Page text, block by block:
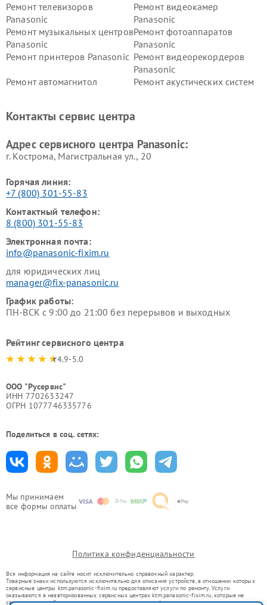
Мы принимаем
все формы оплаты
Ремонт телевизоров
Panasonic
Ремонт видеокамер
Panasonic
Ремонт музыкальных центров
Panasonic
Ремонт фотоаппаратов
Panasonic
Ремонт принтеров Panasonic Ремонт видеорекордеров
Panasonic
Ремонт автомагнитол
Ремонт акустических систем
панелей Panasonic
Контакты сервис центра
Адрес сервисного центра Panasonic:
г. Кострома, Магистральная ул., 20
Горячая линия:
+7 (800) 301-55-83
Контактный телефон:
8 (800) 301-55-83
Электронная почта:
info@panasonic-fixim.ru
для юридических лиц
manager@fix-panasonic.ru
График работы:
ПН-ВСК с 9:00 до 21:00 без перерывов и выходных
Рейтинг сервисного центра
4.9-5.0
ООО "Русервис"
ИНН 7702633247
ОГРН 1077746335776
Поделиться в соц. сетях:
Политика конфиденциальности
Вся информация на сайте носит исключительно справочный характер.
Товарные знаки используются исключительно для описания устройств, в отношении которых
сервисные центры ktm.panasonic-fixim.ru предоставляют услуги по ремонту. Услуги
оказываются в неавторизованных сервисных центрах ktm.panasonic-fixim.ru, которые не
связаны с правообладателями товарных знаков или их официальными представителями.